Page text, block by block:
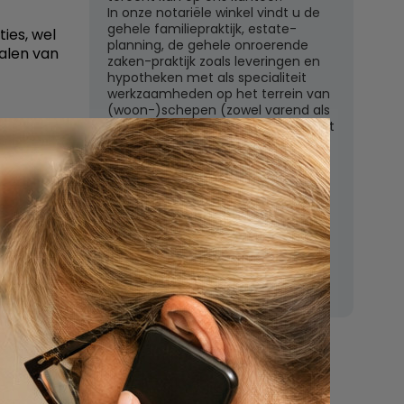
wel
van
In onze notariële winkel vindt u de
gehele familiepraktijk, estate-
planning, de gehele onroerende
zaken-praktijk zoals leveringen en
hypotheken met als specialiteit
werkzaamheden op het terrein van
(woon-)schepen (zowel varend als
liggend) en het ondernemingsrecht
met een zeer uitgebreid
dienstenpakket.
Een orienterend gesprek op het
kantoor te Weesp is kosteloos en
vrijblijvend. Aarzelt u dan ook niet
om hiervan gebruik te maken.
Nu